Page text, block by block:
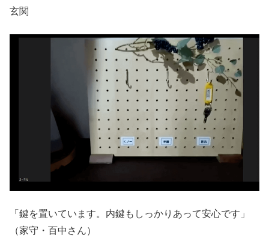
玄関
「鍵を置いています。内鍵もしっかりあって安心です」
（家守・百中さん）